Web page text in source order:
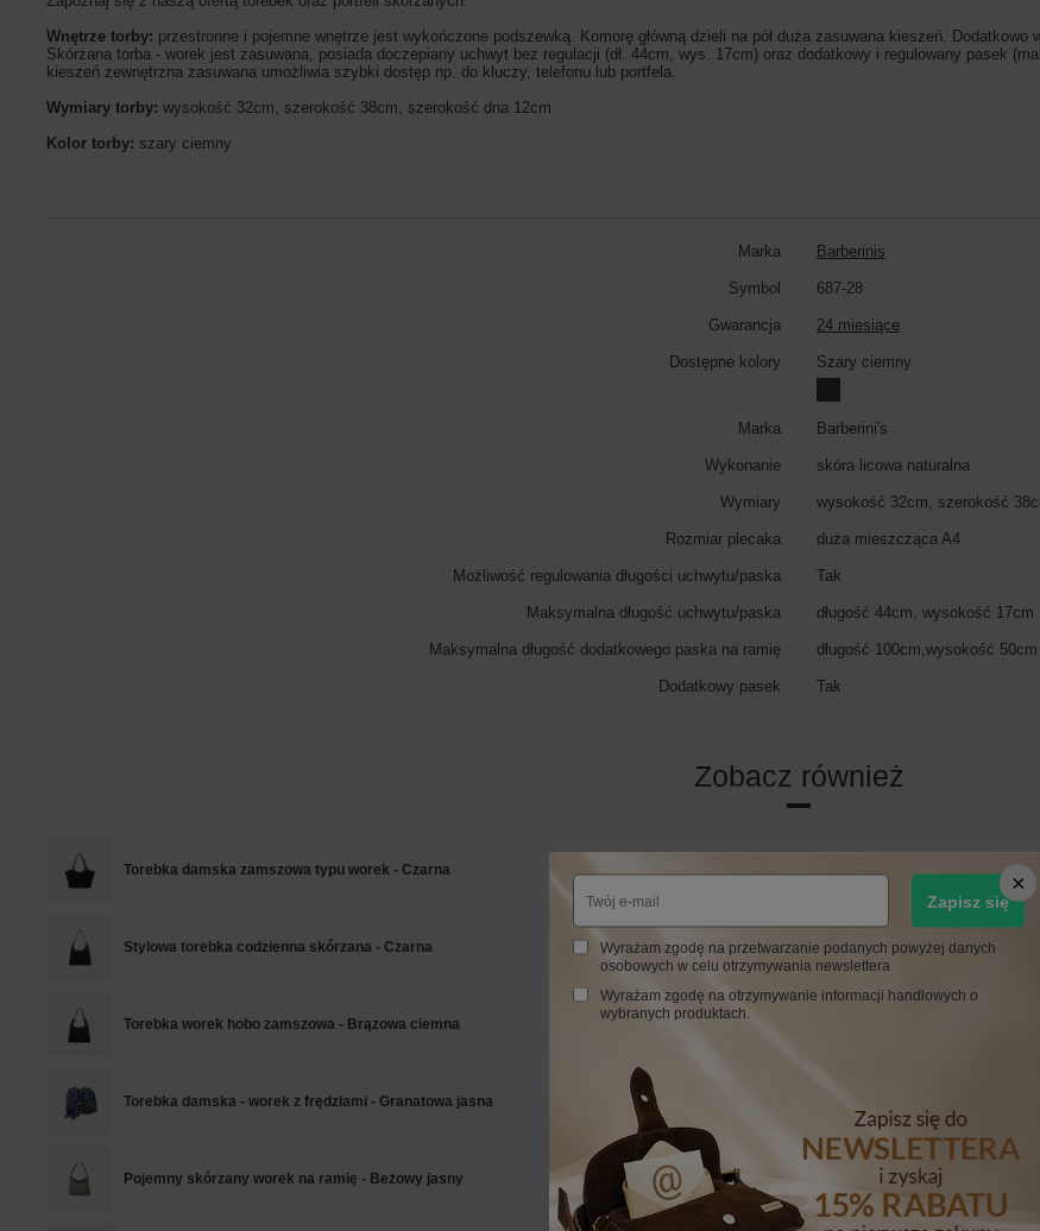
Wnętrze torby: przestronne i pojemne wnętrze jest wykończone podszewką. Komorę główną dzieli na pół duża zasuwana kieszeń.
Skórzana torba - worek jest zasuwana, posiada doczepiany uchwyt bez regulacji (dł. 44cm, wys. 17cm) oraz dodatkowy i regulowany pasek
kieszeń zewnętrzna zasuwana umożliwia szybki dostęp np. do kluczy, telefonu lub portfela.
Wymiary torby: wysokość 32cm, szerokość 38cm, szerokość dna 12cm
Kolor torby: szary ciemny
Marka Barberinis
Symbol 687-28
Gwarancja 24 miesiące
Dostępne kolory Szary ciemny
Marka Barberini's
Wykonanie skóra licowa naturalna
Wymiary wysokość 32cm, szerokość
Rozmiar plecaka duża mieszcząca A4
Możliwość regulowania długości uchwytu/paska Tak
Maksymalna długość uchwytu/paska długość 44cm, wysokość 17cm
Maksymalna długość dodatkowego paska na ramię długość 100cm,wysokość 50cm
Dodatkowy pasek Tak
Zobacz również
Torebka damska zamszowa typu worek - Czarna
Stylowa torebka codzienna skórzana - Czarna
Torebka worek hobo zamszowa - Brązowa ciemna
Torebka damska - worek z frędzlami - Granatowa jasna
Pojemny skórzany worek na ramię - Beżowy jasny
Zapisz się
Wyrażam zgodę na przetwarzanie podanych powyżej danych
osobowych w celu otrzymywania newslettera
Wyrażam zgodę na otrzymywanie informacji handlowych o
wybranych produktach.